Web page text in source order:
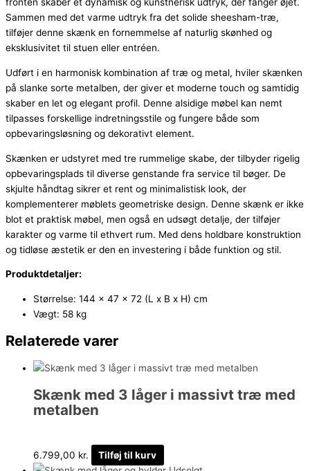
Sammen med det varme udtryk fra det solide sheesham-træ,
tilføjer denne skænk en fornemmelse af naturlig skønhed og
eksklusivitet til stuen eller entréen.
Udført i en harmonisk kombination af træ og metal, hviler skænken
på slanke sorte metalben, der giver et moderne touch og samtidig
skaber en let og elegant profil. Denne alsidige møbel kan nemt
tilpasses forskellige indretningsstile og fungere både som
opbevaringsløsning og dekorativt element.
Skænken er udstyret med tre rummelige skabe, der tilbyder rigelig
opbevaringsplads til diverse genstande fra service til bøger. De
skjulte håndtag sikrer et rent og minimalistisk look, der
komplementerer møblets geometriske design. Denne skænk er ikke
blot et praktisk møbel, men også en udsøgt detalje, der tilføjer
karakter og varme til ethvert rum. Med dens holdbare konstruktion
og tidløse æstetik er den en investering i både funktion og stil.
Produktdetaljer:
Størrelse: 144 x 47 x 72 (L x B x H) cm
Vægt: 58 kg
Relaterede varer
Skænk med 3 låger i massivt træ med
metalben
6.799,00 kr.
Tilføj til kurv